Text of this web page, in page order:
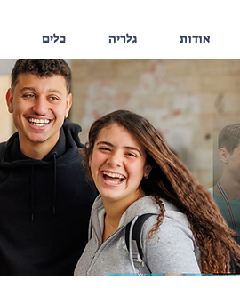
אודות גלריה כלים